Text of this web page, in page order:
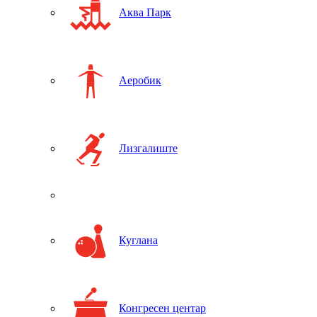
Аква Парк
Аеробик
Лизгалиште
Куглана
Конгресен центар